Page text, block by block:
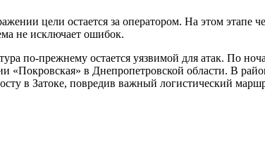
цели остается за оператором. На этом этапе
не исключает ошибок.
по-прежнему остается уязвимой для атак. По
«Покровская» в Днепропетровской области. В
в Затоке, повредив важный логистический